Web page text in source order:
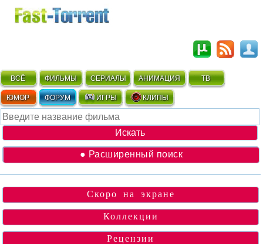
ВСЁ ФИЛЬМЫ СЕРИАЛЫ АНИМАЦИЯ ТВ
ЮМОР ФОРУМ ИГРЫ КЛИПЫ
● Расширенный поиск
Скоро на экране
Коллекции
Рецензии